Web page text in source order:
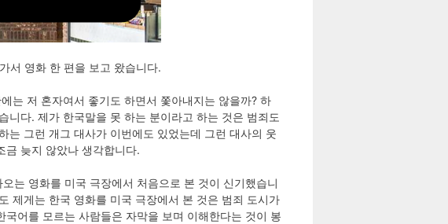
서 영화 한 편을 보고 왔습니다.
는 저 혼자여서 좋기도 하면서 쫓아내지는 않을까? 하
니다. 제가 한국말을 못 하는 분이라고 하는 것은 범죄도
는 그런 개그 대사가 이번에도 있었는데 그런 대사의 웃
금 늦지 않았나 생각합니다.
는 영화를 미국 극장에서 처음으로 본 것이 신기했습니
제게는 한국 영화를 미국 극장에서 본 것은 범죄 도시가
어를 모르는 사람들은 자막을 보며 이해한다는 것이 봉